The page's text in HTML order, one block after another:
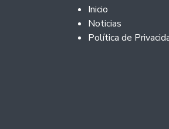
Footer 2
Inicio
Noticias
Política de